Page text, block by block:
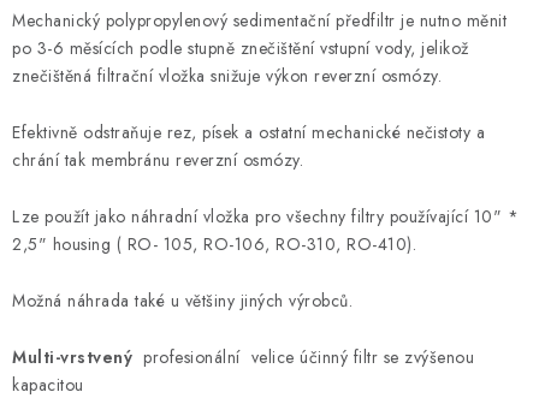
Mechanický polypropylenový sedimentační předfiltr je nutno měnit
po 3-6 měsících podle stupně znečištění vstupní vody, jelikož
znečištěná filtrační vložka snižuje výkon reverzní osmózy.
Efektivně odstraňuje rez, písek a ostatní mechanické nečistoty a
chrání tak membránu reverzní osmózy.
Lze použít jako náhradní vložka pro všechny filtry používající 10" *
2,5" housing ( RO- 105, RO-106, RO-310, RO-410).
Možná náhrada také u většiny jiných výrobců.
Multi-vrstvený profesionální velice účinný filtr se zvýšenou
kapacitou